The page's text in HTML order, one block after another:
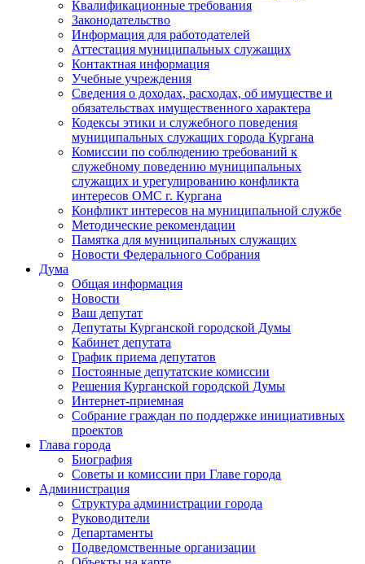
Квалификационные требования
Законодательство
Информация для работодателей
Аттестация муниципальных служащих
Контактная информация
Учебные учреждения
Сведения о доходах, расходах, об имуществе и
обязательствах имущественного характера
Кодексы этики и служебного поведения
муниципальных служащих города Кургана
Комиссии по соблюдению требований к
служебному поведению муниципальных
служащих и урегулированию конфликта
интересов ОМС г. Кургана
Конфликт интересов на муниципальной службе
Методические рекомендации
Памятка для муниципальных служащих
Новости Федерального Cобрания
Дума
Общая информация
Новости
Ваш депутат
Депутаты Курганской городской Думы
Кабинет депутата
График приема депутатов
Постоянные депутатские комиссии
Решения Курганской городской Думы
Интернет-приемная
Собрание граждан по поддержке инициативных
проектов
Глава города
Биография
Советы и комиссии при Главе города
Администрация
Структура администрации города
Руководители
Департаменты
Подведомственные организации